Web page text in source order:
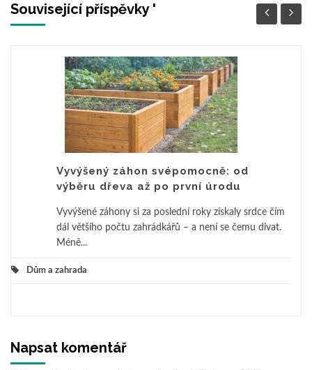
Související příspěvky '
Vyvýšený záhon svépomocně: od
výběru dřeva až po první úrodu
Vyvýšené záhony si za poslední roky získaly srdce čím
dál většího počtu zahrádkářů – a není se čemu divat.
Méně...
Dům a zahrada
Napsat komentář